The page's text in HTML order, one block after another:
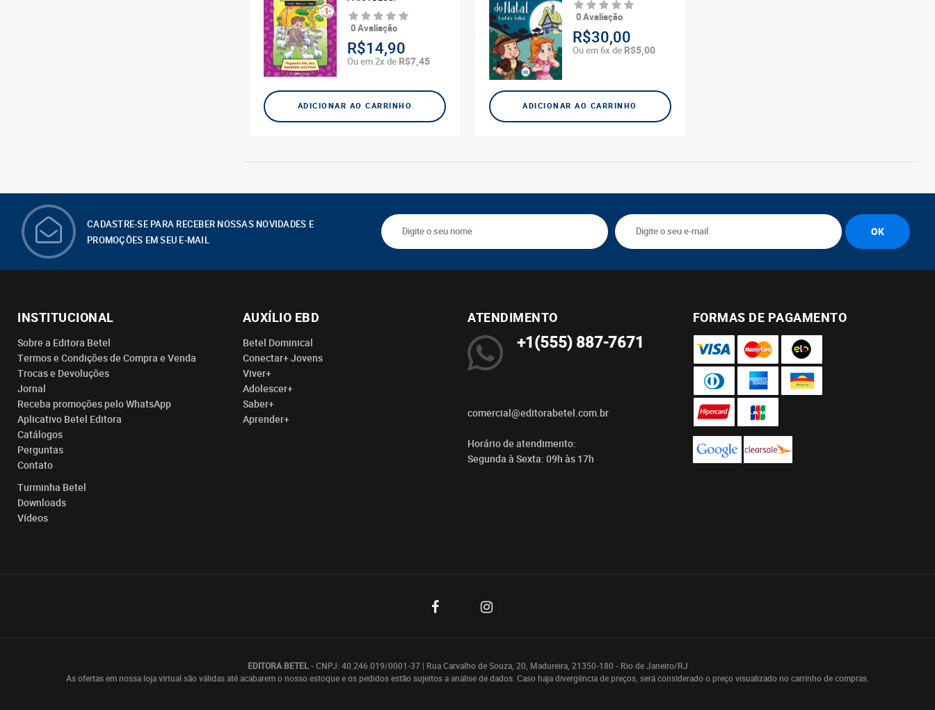
0 Avaliação
R$14,90
Ou em 2x de R$7,45
ADICIONAR AO CARRINHO
0 Avaliação
R$30,00
Ou em 6x de R$5,00
ADICIONAR AO CARRINHO
CADASTRE-SE PARA RECEBER NOSSAS NOVIDADES E
PROMOÇÕES EM SEU E-MAIL
INSTITUCIONAL
Sobre a Editora Betel
Termos e Condições de Compra e Venda
Trocas e Devoluções
Jornal
Receba promoções pelo WhatsApp
Aplicativo Betel Editora
Catálogos
Perguntas
Contato
Turminha Betel
Downloads
Vídeos
AUXÍLIO EBD
Betel Dominical
Conectar+ Jovens
Viver+
Adolescer+
Saber+
Aprender+
ATENDIMENTO
+1(555) 887-7671
comercial@editorabetel.com.br
Horário de atendimento:
Segunda à Sexta: 09h às 17h
FORMAS DE PAGAMENTO
EDITORA BETEL- CNPJ: 40.246.019/0001-37 | Rua Carvalho de Souza, 20, Madureira, 21350-180 - Rio de Janeiro/RJ
As ofertas em nossa loja virtual são válidas até acabarem o nosso estoque e os pedidos estão sujeitos a análise de dados. Caso haja divergência de preços, será considerado o preço visualizado no carrinho de compras.